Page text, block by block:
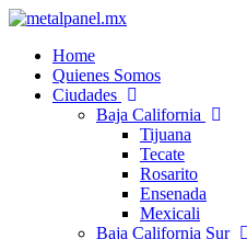
Home
Quienes Somos
Ciudades
Baja California
Tijuana
Tecate
Rosarito
Ensenada
Mexicali
Baja California Sur